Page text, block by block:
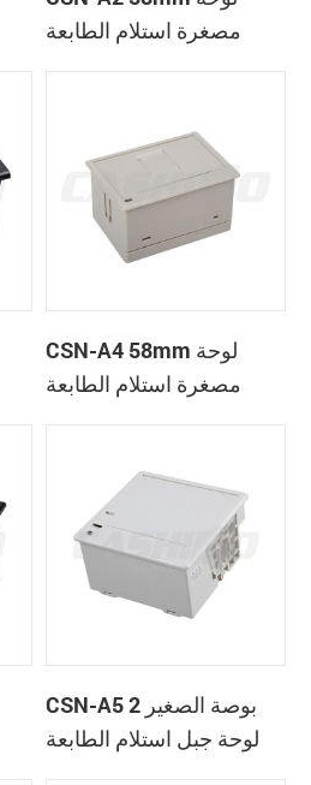
مصغرة استلام الطابعة
CSN-A4 58mm لوحة
مصغرة استلام الطابعة
CSN-A5 2 بوصة الصغير
لوحة جبل استلام الطابعة